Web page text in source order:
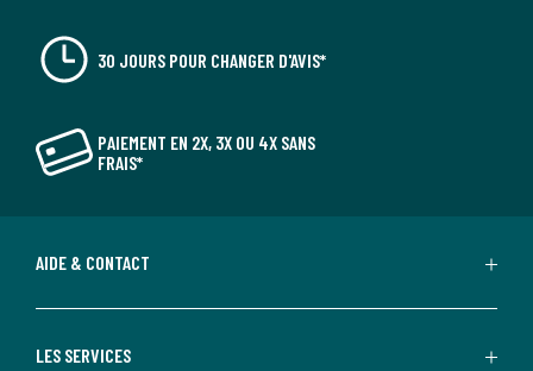
30 JOURS POUR CHANGER D'AVIS*
PAIEMENT EN 2X, 3X OU 4X SANS
FRAIS*
AIDE & CONTACT
LES SERVICES